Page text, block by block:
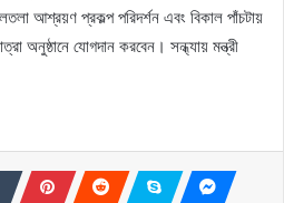
আশ্রয়ণ প্রকল্প পরিদর্শন এবং বিকাল পাঁচটায়
অনুষ্ঠানে যোগদান করবেন। সন্ধ্যায় মন্ত্রী